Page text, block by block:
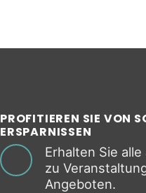
PROFITIEREN SIE VON
ERSPARNISSEN
Erhalten Sie
zu
Angeboten.